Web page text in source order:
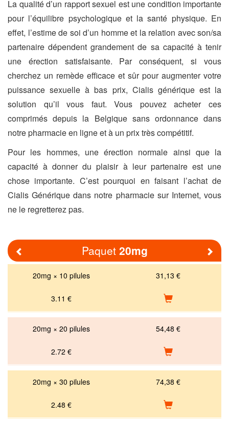
La qualité d’un rapport sexuel est une condition importante
pour l’équilibre psychologique et la santé physique. En
effet, l’estime de soi d’un homme et la relation avec son/sa
partenaire dépendent grandement de sa capacité à tenir
une érection satisfaisante. Par conséquent, si vous
cherchez un remède efficace et sûr pour augmenter votre
puissance sexuelle à bas prix, Cialis générique est la
solution qu’il vous faut. Vous pouvez acheter ces
comprimés depuis la Belgique sans ordonnance dans
notre pharmacie en ligne et à un prix très compétitif.
Pour les hommes, une érection normale ainsi que la
capacité à donner du plaisir à leur partenaire est une
chose importante. C’est pourquoi en faisant l’achat de
Cialis Générique dans notre pharmacie sur Internet, vous
ne le regretterez pas.
Paquet20mg
20mg × 10 pilules 31,13 €
3.11 €
20mg × 20 pilules 54,48 €
2.72 €
20mg × 30 pilules 74,38 €
2.48 €